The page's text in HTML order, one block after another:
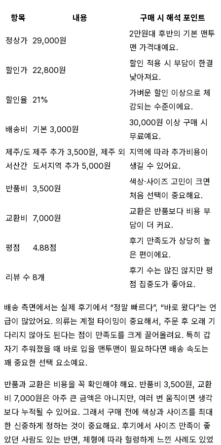
항목 내용 구매 시 해석 포인트
정상가 29,000원
2만원대 후반의 기본 맨투
맨 가격대예요.
할인가 22,800원
할인 적용 시 부담이 한결
낮아져요.
할인율 21%
가벼운 할인 이상으로 체
감되는 수준이에요.
배송비 기본 3,000원
30,000원 이상 구매 시
무료예요.
제주/도
서산간
제주 추가 3,500원, 제주 외
도서지역 추가 5,000원
지역에 따라 추가비용이
생길 수 있어요.
반품비 3,500원
색상·사이즈 고민이 크면
처음 선택이 중요해요.
교환비 7,000원
교환은 반품보다 비용 부
담이 더 커요.
평점 4.88점
후기 만족도가 상당히 높
은 편이에요.
리뷰 수 8개
후기 수는 많진 않지만 평
점 집중도가 좋아요.
배송 측면에서는 실제 후기에서 “정말 빠르다”, “바로 왔다”는 언
급이 많았어요. 의류는 계절 타이밍이 중요해서, 주문 후 오래 기
다리지 않아도 된다는 점이 만족도를 크게 끌어올려요. 특히 갑
자기 추워졌을 때 바로 입을 맨투맨이 필요하다면 배송 속도는
꽤 중요한 선택 요소예요.
반품과 교환은 비용을 꼭 확인해야 해요. 반품비 3,500원, 교환
비 7,000원은 아주 큰 금액은 아니지만, 여러 번 움직이면 생각
보다 누적될 수 있어요. 그래서 구매 전에 색상과 사이즈를 최대
한 신중하게 정하는 것이 중요해요. 후기에서 사이즈 만족이 좋
았던 사람도 있는 반면, 체형에 따라 헐렁하게 느낀 사례도 있었